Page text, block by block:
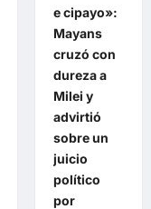
e cipayo»:
Mayans
cruzó con
dureza a
Milei y
advirtió
sobre un
juicio
político
por